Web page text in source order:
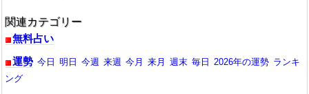
関連カテゴリー
無料占い
運勢 今日 明日 今週 来週 今月 来月 週末 毎日 2026年の運勢 ランキ
ング